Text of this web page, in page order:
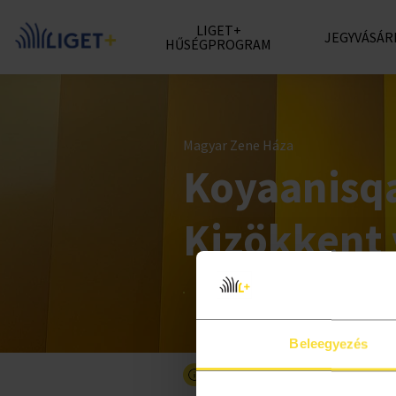
Beleegyezés
LIGET+
HŰSÉGPROGRAM
Magyar Zene Háza
Kizökkent
Részletesebben a